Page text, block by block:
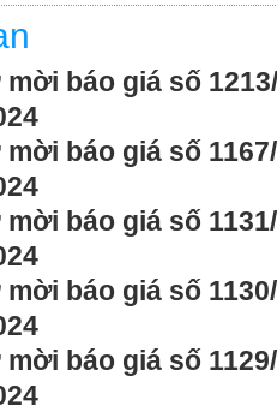
báo giá số
báo giá số
báo giá số
báo giá số
báo giá số